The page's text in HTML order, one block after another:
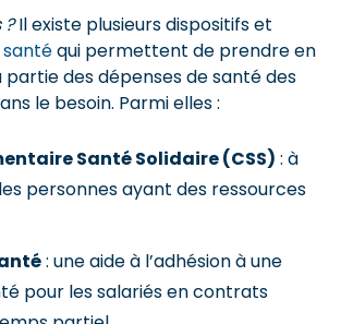
Il existe plusieurs dispositifs et
qui permettent de prendre en
des dépenses de santé des
le besoin. Parmi elles :
Santé Solidaire (CSS) : à
personnes ayant des ressources
: une aide à l’adhésion à une
pour les salariés en contrats